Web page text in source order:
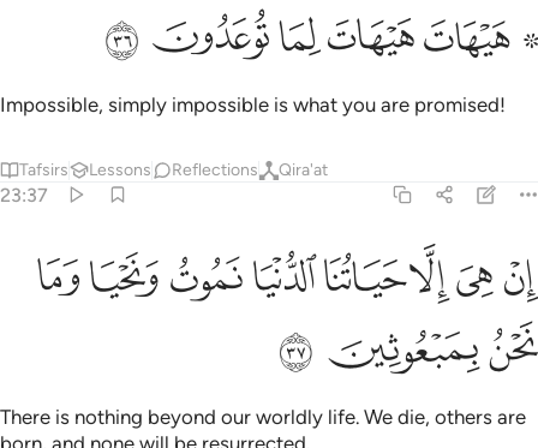
۞ هيهات هيهات لما توعدون ٣٦
۞ هَيْهَاتَ هَيْهَاتَ لِمَا تُوعَدُونَ ٣٦
ﲥ ﲦﲧﲨﲩ ﲪ
Impossible, simply impossible is what you are promised!
Tafsirs Lessons Reflections Qira'at
23:37
ان هي الا حياتنا الدنيا نموت ونحيا وما نحن بمبعوثين ٣٧
إِنْ هِىَ إِلَّا حَيَاتُنَا ٱلدُّنْيَا نَمُوتُ وَنَحْيَا وَمَا نَحْنُ بِمَبْعُوثِينَ ٣٧
ﲫﲬﲭﲮﲯﲰﲱﲲ
ﲳﲴ ﲵ
There is nothing beyond our worldly life. We die, others are
born, and none will be resurrected.